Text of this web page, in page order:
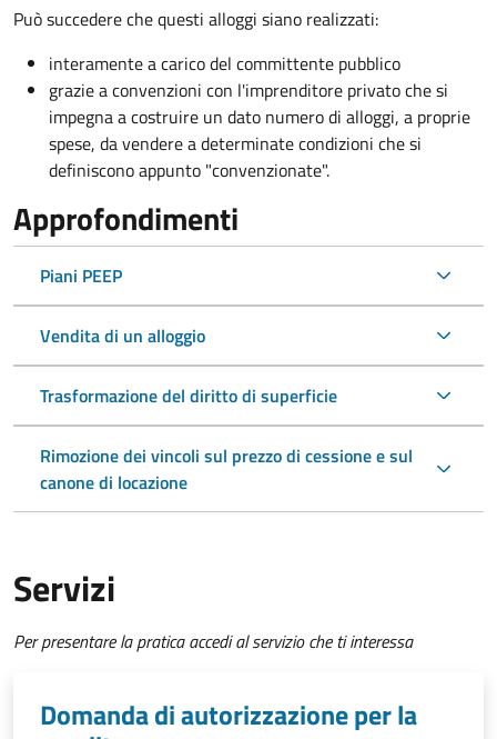
Può succedere che questi alloggi siano realizzati:
interamente a carico del committente pubblico
grazie a convenzioni con l'imprenditore privato che si
impegna a costruire un dato numero di alloggi, a proprie
spese, da vendere a determinate condizioni che si
definiscono appunto "convenzionate".
Approfondimenti
Piani PEEP
Vendita di un alloggio
Trasformazione del diritto di superficie
Rimozione dei vincoli sul prezzo di cessione e sul
canone di locazione
Servizi
Per presentare la pratica accedi al servizio che ti interessa
Domanda di autorizzazione per la